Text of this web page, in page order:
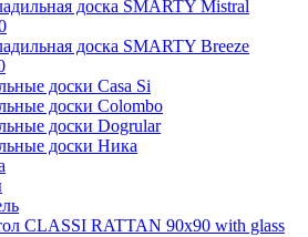
доска SMARTY Mistral
доска SMARTY Breeze
доски Casa Si
доски Colombo
доски Dogrular
доски Ника
CLASSI RATTAN 90х90 with glass